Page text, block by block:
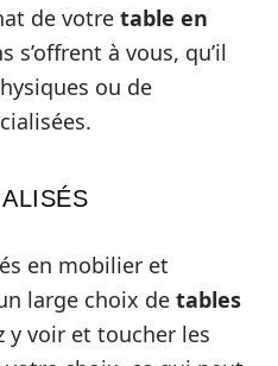
de votre table en
s’offrent à vous, qu’il
ou de
en mobilier et
large choix de tables
y voir et toucher les